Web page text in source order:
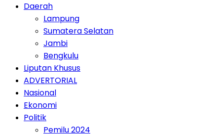
Daerah
Lampung
Sumatera Selatan
Jambi
Bengkulu
Liputan Khusus
ADVERTORIAL
Nasional
Ekonomi
Politik
Pemilu 2024